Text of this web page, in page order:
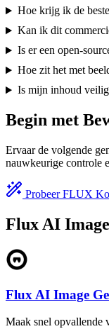
Hoe krijg ik de
Kan ik dit
Is er een open-
Hoe zit het met
Is mijn inhoud
Begin met
Ervaar de volgende
nauwkeurige controle
Probeer FLUX
Flux AI
Flux AI Image
Maak snel opvallende